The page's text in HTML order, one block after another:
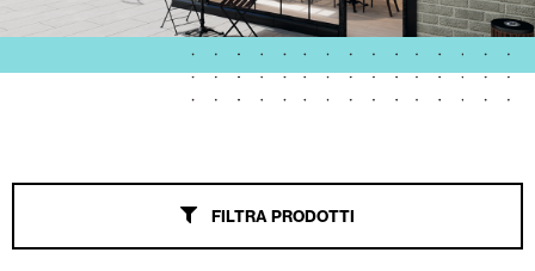
FILTRA PRODOTTI